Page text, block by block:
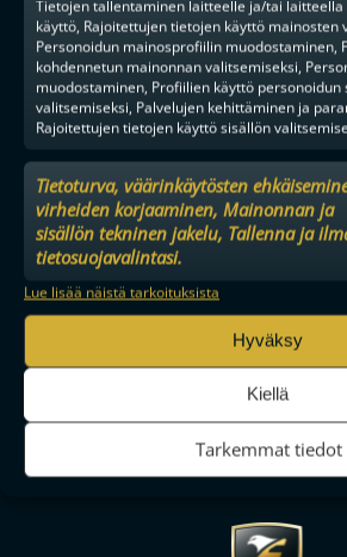
Tietojen tallentaminen laitteelle ja/tai
käyttö, Rajoitettujen tietojen käyttö mainosten
Personoidun mainosprofiilin muodostaminen,
kohdennetun mainonnan valitsemiseksi,
muodostaminen, Profiilien käyttö personoidun
valitsemiseksi, Palvelujen kehittäminen ja
Rajoitettujen tietojen käyttö sisällön
Tietoturva, väärinkäytösten
virheiden korjaaminen, Mainonnan ja
sisällön tekninen jakelu, Tallenna ja
tietosuojavalintasi.
Lue lisää näistä tarkoituksista
Hyväksy
Kiellä
Tarkemmat tiedot